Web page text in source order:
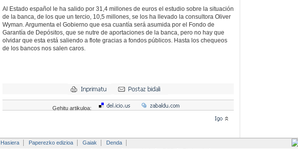
Al Estado español le ha salido por 31,4 millones de euros el estudio sobre la situación
de la banca, de los que un tercio, 10,5 millones, se los ha llevado la consultora Oliver
Wyman. Argumenta el Gobierno que esa cuantía será asumida por el Fondo de
Garantía de Depósitos, que se nutre de aportaciones de la banca, pero no hay que
olvidar que esta está saliendo a flote gracias a fondos públicos. Hasta los chequeos
de los bancos nos salen caros.
Gehitu artikuloa:
Hasiera Paperezko edizioa Gaiak
Denda